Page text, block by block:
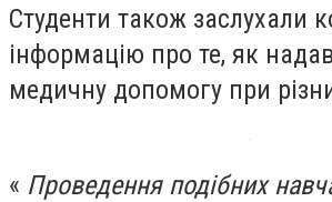
Студенти також заслухали
інформацію про те, як
медичну допомогу при
« Проведення подібних